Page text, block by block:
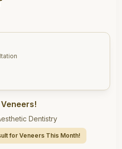
Dentistry
for Veneers This Month!